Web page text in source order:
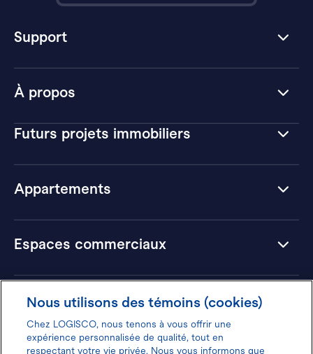
À propos
Futurs projets immobiliers
Appartements
Espaces commerciaux
Hôtels
Support
Nous utilisons des témoins (cookies)
Chez LOGISCO, nous tenons à vous offrir une
expérience personnalisée de qualité, tout en
respectant votre vie privée. Nous vous informons que